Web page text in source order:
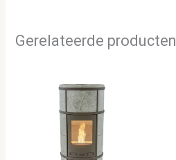
Gerelateerde producten